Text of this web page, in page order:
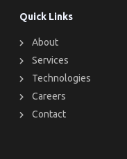
Quick Links
About
Services
Technologies
Careers
Contact